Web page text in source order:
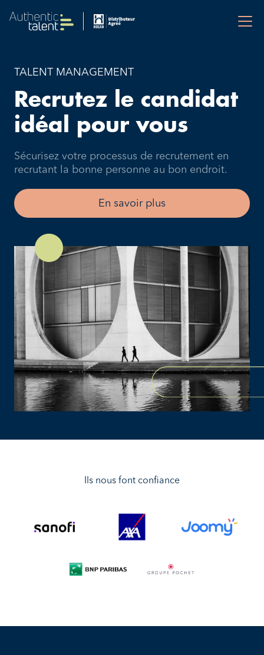
TALENT MANAGEMENT
Recrutez le candidat
idéal pour vous
Sécurisez votre processus de recrutement en
recrutant la bonne personne au bon endroit.
En savoir plus
Ils nous font confiance